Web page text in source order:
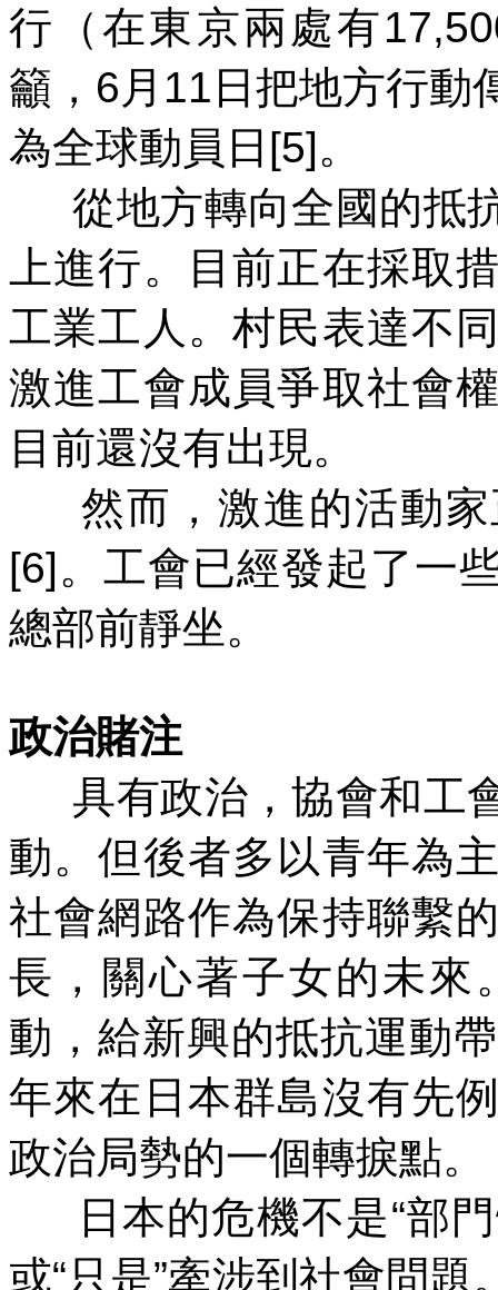
行（在東京兩處有
籲， 6 月 11 日把地方行動
為全球動員日 [5]。
從地方轉向全國的抵
上進行。目前正在採取
工業工人。村民表達不
激進工會成員爭取社會
目前還沒有出現。
然而，激進的活動
[6]。工會已經發起了一
總部前靜坐。
政治賭注
具有政治，協會和工
動。但後者多以青年為
社會網路作為保持聯繫
長，關心著子女的未來
動，給新興的抵抗運動
年來在日本群島沒有先
政治局勢的一個轉捩點。
日本的危機不是“部
或“只是”牽涉到社會問題